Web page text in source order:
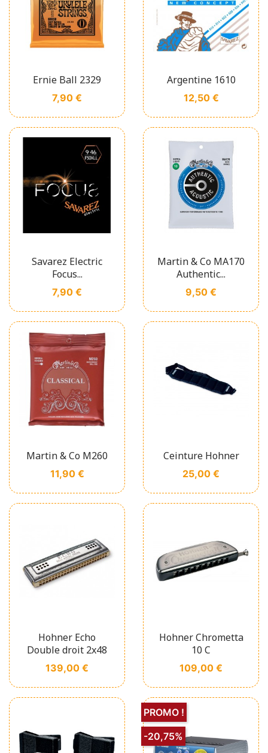
Ernie Ball 2329
Prix
7,90 €
Argentine 1610
Prix
12,50 €
Savarez Electric
Focus...
Prix
7,90 €
Martin & Co MA170
Authentic...
Prix
9,50 €
Martin & Co M260
Prix
11,90 €
Ceinture Hohner
Prix
25,00 €
Hohner Echo
Double droit 2x48
Prix
139,00 €
Hohner Chrometta
10 C
Prix
109,00 €
PROMO !
-20,75%